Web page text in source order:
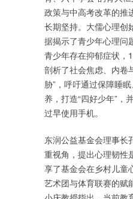
政策与中高考改革的推
长期坚持。大儒心理创
据揭示了青少年心理
青少年存在抑郁症状，
剖析了社会焦虑、内卷
胁”，呼吁通过保障睡
养，打造“四好少年”，
过早使用手机。
东润公益基金会理事长
重视角，提出心理韧性
享了基金会在乡村儿童
艺术团与体育联赛的赋